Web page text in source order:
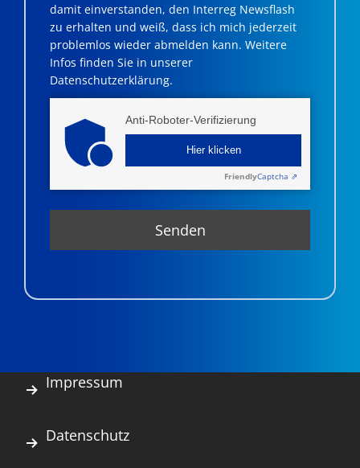
damit einverstanden, den Interreg Newsflash
zu erhalten und weiß, dass ich mich jederzeit
problemlos wieder abmelden kann. Weitere
Infos finden Sie in unserer
Datenschutzerklärung.
Anti-Roboter-Verifizierung
Hier klicken
FriendlyCaptcha ⇗
Impressum
Datenschutz